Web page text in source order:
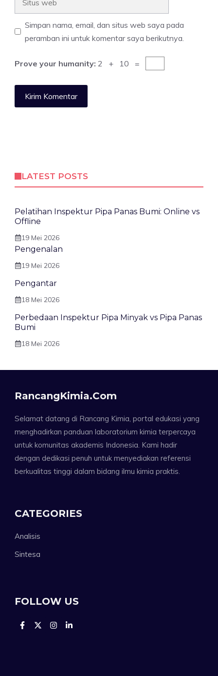
Simpan nama, email, dan situs web saya pada
peramban ini untuk komentar saya berikutnya.
Prove your humanity: 2 + 10 =
LATEST POSTS
Pelatihan Inspektur Pipa Panas Bumi: Online vs
Offline
19 Mei 2026
Pengenalan
19 Mei 2026
Pengantar
18 Mei 2026
Perbedaan Inspektur Pipa Minyak vs Pipa Panas
Bumi
18 Mei 2026
RancangKimia.com
Selamat datang di Rancang Kimia, portal edukasi yang
menghadirkan panduan laboratorium kimia terpercaya
untuk komunitas akademis Indonesia. Kami hadir
dengan dedikasi penuh untuk menyediakan referensi
berkualitas tinggi dalam bidang ilmu kimia praktis.
CATEGORIES
Analisis
Sintesa
FOLLOW US